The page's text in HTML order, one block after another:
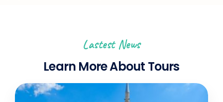
Lastest News
Learn More About Tours